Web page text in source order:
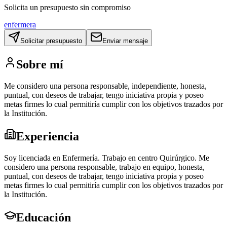
Solicita un presupuesto sin compromiso
enfermera
Solicitar presupuesto Enviar mensaje
Sobre mí
Me considero una persona responsable, independiente, honesta,
puntual, con deseos de trabajar, tengo iniciativa propia y poseo
metas firmes lo cual permitiría cumplir con los objetivos trazados por
la Institución.
Experiencia
Soy licenciada en Enfermería. Trabajo en centro Quirúrgico. Me
considero una persona responsable, trabajo en equipo, honesta,
puntual, con deseos de trabajar, tengo iniciativa propia y poseo
metas firmes lo cual permitiría cumplir con los objetivos trazados por
la Institución.
Educación